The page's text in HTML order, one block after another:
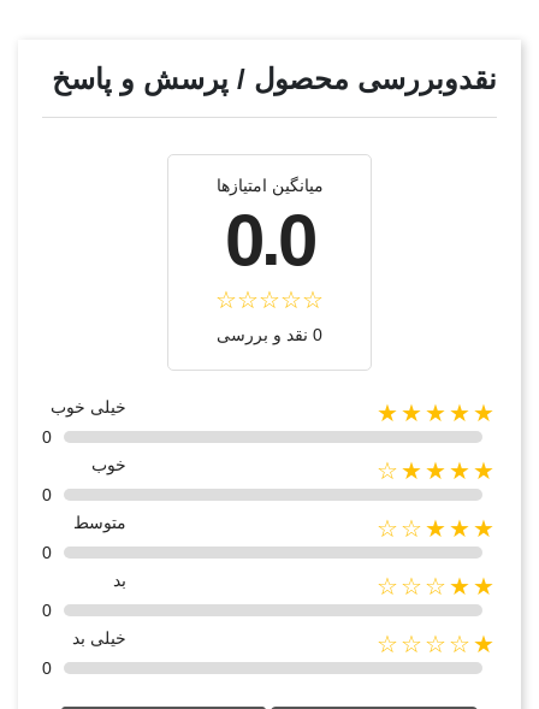
نقدوبررسی محصول / پرسش و پاسخ
میانگین امتیازها
0.0
0 نقد و بررسی
★★★★★
خیلی خوب
0
★★★★☆
خوب
0
★★★☆☆
متوسط
0
★★☆☆☆
بد
0
★☆☆☆☆
خیلی بد
0